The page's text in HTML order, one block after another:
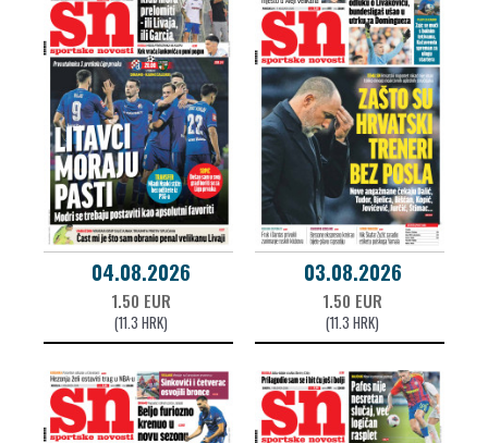
04.08.2026
1.50 EUR
(11.3 HRK)
03.08.2026
1.50 EUR
(11.3 HRK)